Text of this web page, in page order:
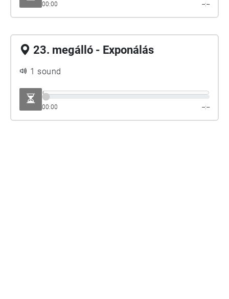
00:00 --:--
23. megálló - Exponálás
1 sound
00:00 --:--